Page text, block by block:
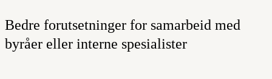
Bedre forutsetninger for samarbeid med
byråer eller interne spesialister